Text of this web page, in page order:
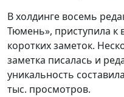
В холдинге восемь
Тюмень», приступила
коротких заметок.
заметка писалась и
уникальность
тыс. просмотров.